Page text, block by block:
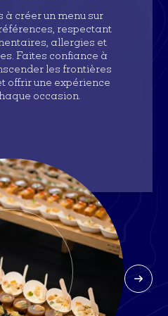
à créer un menu sur
respectant
allergies et
Faites confiance à
les frontières
offrir une expérience
occasion.